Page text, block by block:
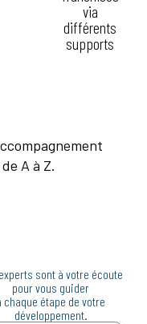
via
différents
supports
A à Z.
sont à votre écoute
pour vous guider
chaque étape de votre
développement.